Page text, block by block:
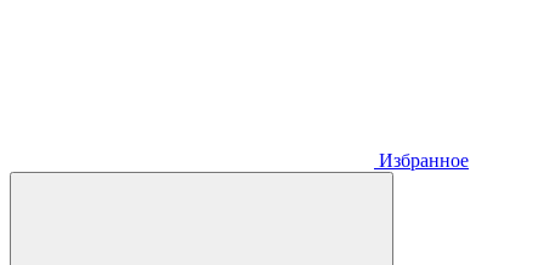
Избранное